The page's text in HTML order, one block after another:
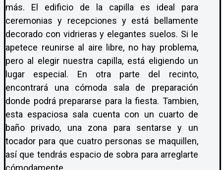
más. El edificio de la capilla es ideal para
ceremonias y recepciones y está bellamente
decorado con vidrieras y elegantes suelos. Si le
apetece reunirse al aire libre, no hay problema,
pero al elegir nuestra capilla, está eligiendo un
lugar especial. En otra parte del recinto,
encontrará una cómoda sala de preparación
donde podrá prepararse para la fiesta. Tambien,
esta espaciosa sala cuenta con un cuarto de
baño privado, una zona para sentarse y un
tocador para que cuatro personas se maquillen,
así que tendrás espacio de sobra para arreglarte
cómodamente.